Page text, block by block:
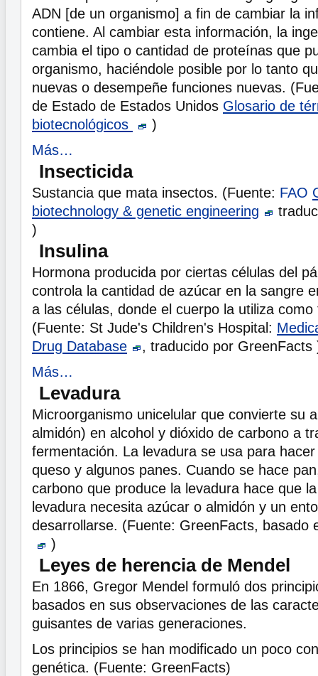
ADN [de un organismo] a fin de cambiar la
contiene. Al cambiar esta información, la
cambia el tipo o cantidad de proteínas que
organismo, haciéndole posible por lo tanto
nuevas o desempeñe funciones nuevas.
de Estado de Estados Unidos Glosario de
biotecnológicos
)
Más…
Insecticida
Sustancia que mata insectos. (Fuente: FAO
biotechnology & genetic engineering
)
Insulina
Hormona producida por ciertas células del
controla la cantidad de azúcar en la sangre
a las células, donde el cuerpo la utiliza
(Fuente: St Jude's Children's Hospital:
Drug Database
, traducido por GreenFacts
Más…
Levadura
Microorganismo unicelular que convierte su
almidón) en alcohol y dióxido de carbono a
fermentación. La levadura se usa para
queso y algunos panes. Cuando se hace
carbono que produce la levadura hace que
levadura necesita azúcar o almidón y un
desarrollarse. (Fuente: GreenFacts, basado
)
Leyes de herencia de Mendel
En 1866, Gregor Mendel formuló dos
basados en sus observaciones de las
guisantes de varias generaciones.
Los principios se han modificado un poco
genética. (Fuente: GreenFacts)